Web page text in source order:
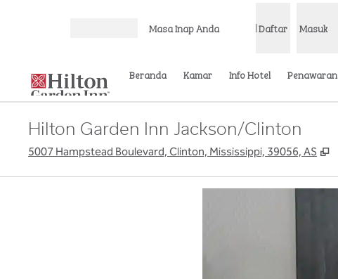
Masa Inap Anda Daftar Masuk
Beranda Kamar Info Hotel Penawaran
Hilton Garden Inn Jackson/Clinton
5007 Hampstead Boulevard, Clinton, Mississippi, 39056, AS ,